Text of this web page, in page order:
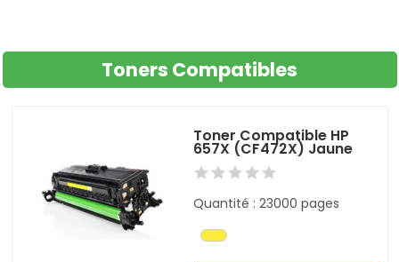
Toners Compatibles
Toner Compatible HP
657X (CF472X) Jaune
Quantité : 23000 pages